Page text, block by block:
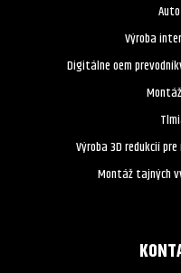
Výroba
Digitálne oem
Výroba 3D redukcií
Montáž tajných